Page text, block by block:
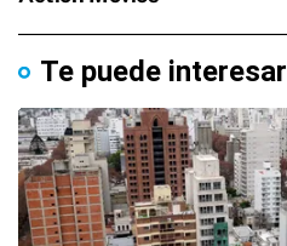
Te puede interesar